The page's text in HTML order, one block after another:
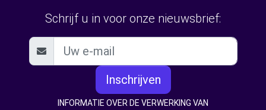
Schrijf u in voor onze nieuwsbrief:
Inschrijven
INFORMATIE OVER DE VERWERKING VAN